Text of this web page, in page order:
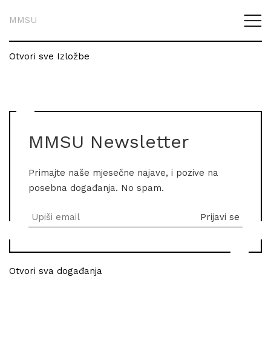
MMSU
Otvori sve Izložbe
MMSU Newsletter
Primajte naše mjesečne najave, i pozive na
posebna događanja. No spam.
Otvori sva događanja